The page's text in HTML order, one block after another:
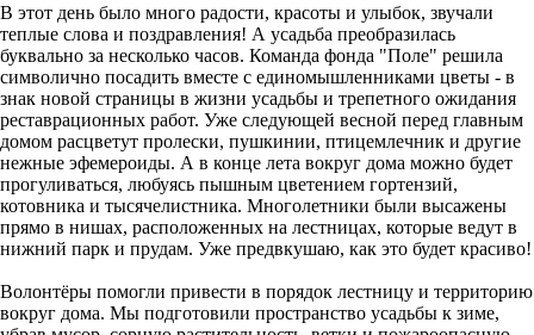
В этот день было много радости, красоты и улыбок, звучали
теплые слова и поздравления! А усадьба преобразилась
буквально за несколько часов. Команда фонда "Поле" решила
символично посадить вместе с единомышленниками цветы - в
знак новой страницы в жизни усадьбы и трепетного ожидания
реставрационных работ. Уже следующей весной перед главным
домом расцветут пролески, пушкинии, птицемлечник и другие
нежные эфемероиды. А в конце лета вокруг дома можно будет
прогуливаться, любуясь пышным цветением гортензий,
котовника и тысячелистника. Многолетники были высажены
прямо в нишах, расположенных на лестницах, которые ведут в
нижний парк и прудам. Уже предвкушаю, как это будет красиво!
Волонтёры помогли привести в порядок лестницу и территорию
вокруг дома. Мы подготовили пространство усадьбы к зиме,